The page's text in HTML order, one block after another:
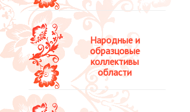
Народные и
образцовые
коллективы
области